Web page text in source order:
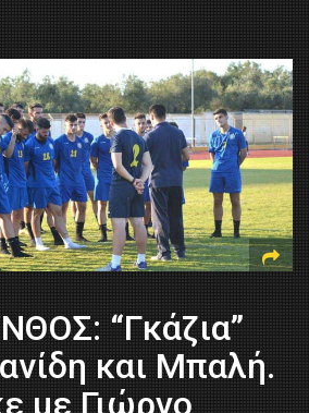
“Γκάζια”
και Μπαλή.
με Γιώργο